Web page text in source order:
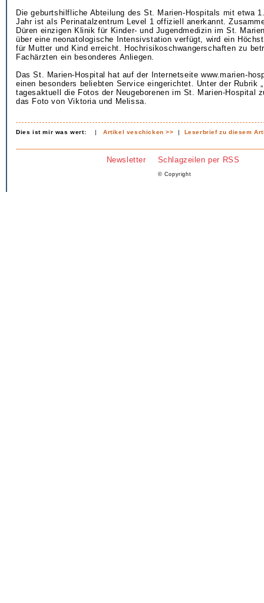
Die geburtshilfliche Abteilung des St. Marien-Hospitals mit etwa
Jahr ist als Perinatalzentrum Level 1 offiziell anerkannt.
Düren einzigen Klinik für Kinder- und Jugendmedizin im St.
über eine neonatologische Intensivstation verfügt, wird ein
für Mutter und Kind erreicht. Hochrisikoschwangerschaften zu
Fachärzten ein besonderes Anliegen.
Das St. Marien-Hospital hat auf der Internetseite www.marien-
einen besonders beliebten Service eingerichtet. Unter der Rubrik
tagesaktuell die Fotos der Neugeborenen im St. Marien-Hospital
das Foto von Viktoria und Melissa.
Dies ist mir was wert: |Artikel veschicken >> | Leserbrief zu diesem
Newsletter Schlagzeilen per RSS
© Copyright